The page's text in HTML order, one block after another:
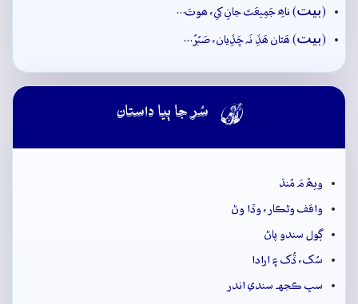
(بيت) ناھِ جَمِيعَتَ جانِ کي، ھوتَ…
(بيت) ھَٿان ھَڏِ نَہ ڇَڏِيان، صَبُرُ…
 سُر جا ٻيا داستان
ويھُ مَ مُنڌ
واقف وڻڪار، وڏا وڻ
ڳول سندو پاڻ
سُک، ڏُک ۽ ارادا
سڀ ڪجهہ سندي اندر